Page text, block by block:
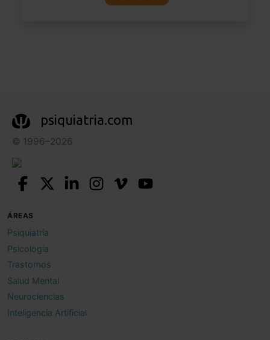
psiquiatria.com
© 1996–2026
ÁREAS
Psiquiatría
Psicología
Trastornos
Salud Mental
Neurociencias
Inteligencia Artificial